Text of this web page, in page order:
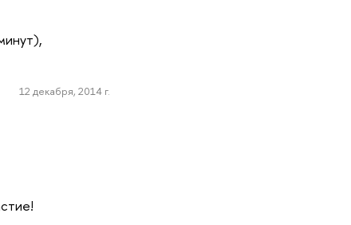
12 декабря, 2014 г.